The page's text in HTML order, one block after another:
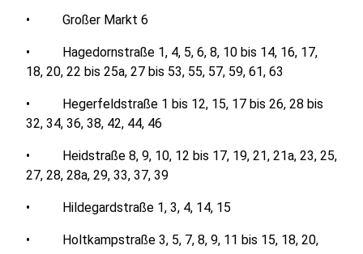
• Großer Markt 6
• Hagedornstraße 1, 4, 5, 6, 8, 10 bis 14, 16, 17,
18, 20, 22 bis 25a, 27 bis 53, 55, 57, 59, 61, 63
• Hegerfeldstraße 1 bis 12, 15, 17 bis 26, 28 bis
32, 34, 36, 38, 42, 44, 46
• Heidstraße 8, 9, 10, 12 bis 17, 19, 21, 21a, 23, 25,
27, 28, 28a, 29, 33, 37, 39
• Hildegardstraße 1, 3, 4, 14, 15
• Holtkampstraße 3, 5, 7, 8, 9, 11 bis 15, 18, 20,